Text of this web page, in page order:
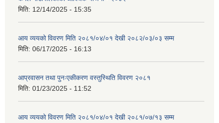
मिति: 12/14/2025 - 15:35
आय व्ययको विवरण मिति २०८१/०४/०१ देखी २०८२/०३/०३ सम्म
मिति: 06/17/2025 - 16:13
आप्रवासन तथा पुनःएकीकरण वस्तुस्थिति विवरण २०८१
मिति: 01/23/2025 - 11:52
आय व्ययको विवरण मिति २०८१/०४/०१ देखी २०८१/०७/१३ सम्म